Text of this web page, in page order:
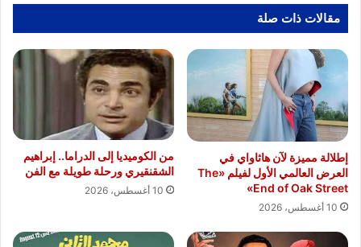
المصرية
مقالات ذات صلة
إطلالة مميزة لآن هاثاواي في
العرض العالمي الأول لفيلم «The
End of Oak Street»
10 أغسطس، 2026
من الكوميديا إلى الدراما.. إبراهيم
الشقنقيري ورحلة طويلة مع الفن
10 أغسطس، 2026